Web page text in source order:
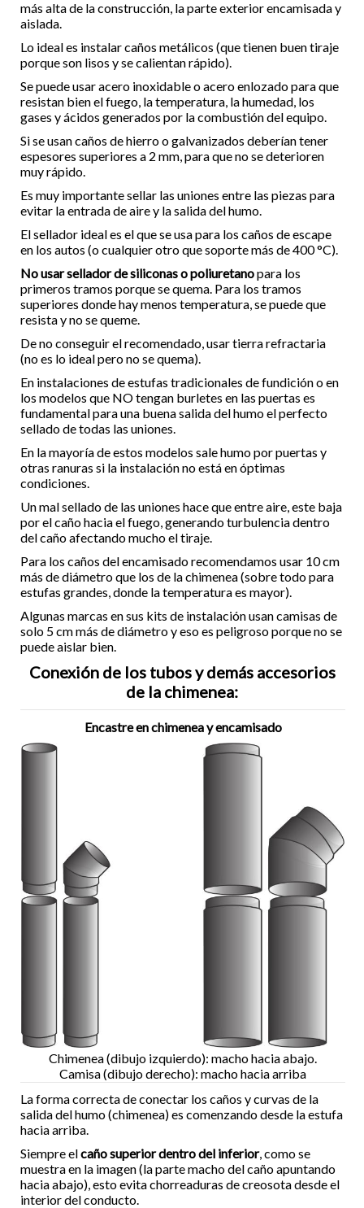
más alta de la construcción, la parte exterior encamisada y
aislada.
Lo ideal es instalar caños metálicos (que tienen buen tiraje
porque son lisos y se calientan rápido).
Se puede usar acero inoxidable o acero enlozado para que
resistan bien el fuego, la temperatura, la humedad, los
gases y ácidos generados por la combustión del equipo.
Si se usan caños de hierro o galvanizados deberían tener
espesores superiores a 2 mm, para que no se deterioren
muy rápido.
Es muy importante sellar las uniones entre las piezas para
evitar la entrada de aire y la salida del humo.
El sellador ideal es el que se usa para los caños de escape
en los autos (o cualquier otro que soporte más de 400 °C).
No usar sellador de siliconas o poliuretanopara los
primeros tramos porque se quema. Para los tramos
superiores donde hay menos temperatura, se puede que
resista y no se queme.
De no conseguir el recomendado, usar tierra refractaria
(no es lo ideal pero no se quema).
En instalaciones de estufas tradicionales de fundición o en
los modelos que NO tengan burletes en las puertas es
fundamental para una buena salida del humo el perfecto
sellado de todas las uniones.
En la mayoría de estos modelos sale humo por puertas y
otras ranuras si la instalación no está en óptimas
condiciones.
Un mal sellado de las uniones hace que entre aire, este baja
por el caño hacia el fuego, generando turbulencia dentro
del caño afectando mucho el tiraje.
Para los caños del encamisado recomendamos usar 10 cm
más de diámetro que los de la chimenea (sobre todo para
estufas grandes, donde la temperatura es mayor).
Algunas marcas en sus kits de instalación usan camisas de
solo 5 cm más de diámetro y eso es peligroso porque no se
puede aislar bien.
Conexión de los tubos y demás accesorios
de la chimenea:
Encastre en chimenea y encamisado
Chimenea (dibujo izquierdo): macho hacia abajo.
Camisa (dibujo derecho): macho hacia arriba
La forma correcta de conectar los caños y curvas de la
salida del humo (chimenea) es comenzando desde la estufa
hacia arriba.
Siempre elcaño superior dentro del inferior, como se
muestra en la imagen (la parte macho del caño apuntando
hacia abajo), esto evita chorreaduras de creosota desde el
interior del conducto.